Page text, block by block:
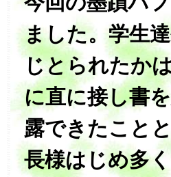
ました。学生
じとられたか
に直に接し書
露できたこと
長様はじめ多